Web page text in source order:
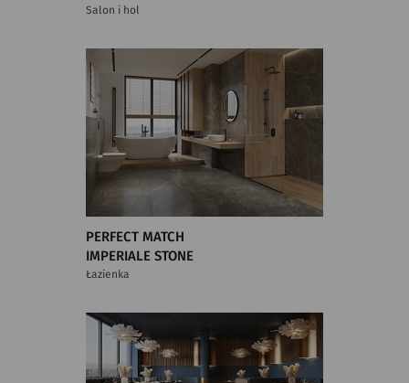
Salon i hol
PERFECT MATCH
IMPERIALE STONE
Łazienka